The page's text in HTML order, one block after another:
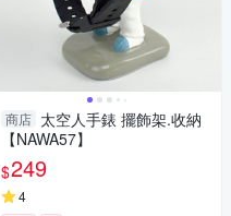
商店 太空人手錶 擺飾架.收納
【NAWA57】
$249
4